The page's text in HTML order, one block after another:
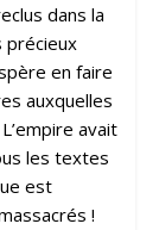
dans la
précieux
en faire
auxquelles
avait
les textes
est
!